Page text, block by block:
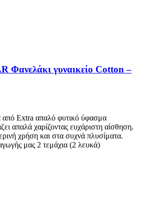
Φανελάκι γυναικείο Cotton –
από Extra απαλό φυτικό ύφασμα
απαλά χαρίζοντας ευχάριστη αίσθηση.
χρήση και στα συχνά πλυσίματα.
μας 2 τεμάχια (2 λευκά)